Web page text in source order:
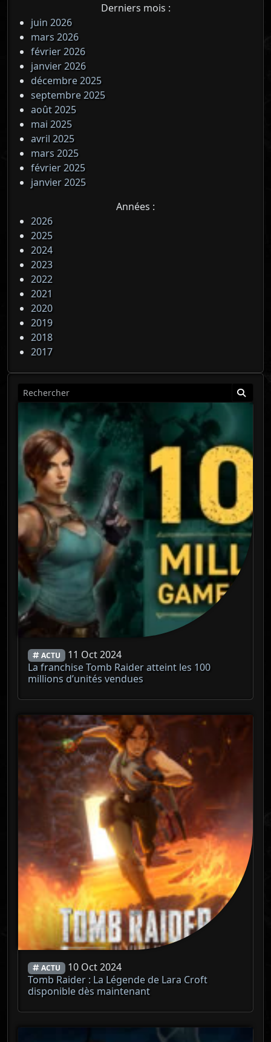
Derniers mois :
juin 2026
mars 2026
février 2026
janvier 2026
décembre 2025
septembre 2025
août 2025
mai 2025
avril 2025
mars 2025
février 2025
janvier 2025
Années :
2026
2025
2024
2023
2022
2021
2020
2019
2018
2017
ACTU 11 Oct 2024
La franchise Tomb Raider atteint les 100
millions d’unités vendues
ACTU 10 Oct 2024
Tomb Raider : La Légende de Lara Croft
disponible dès maintenant